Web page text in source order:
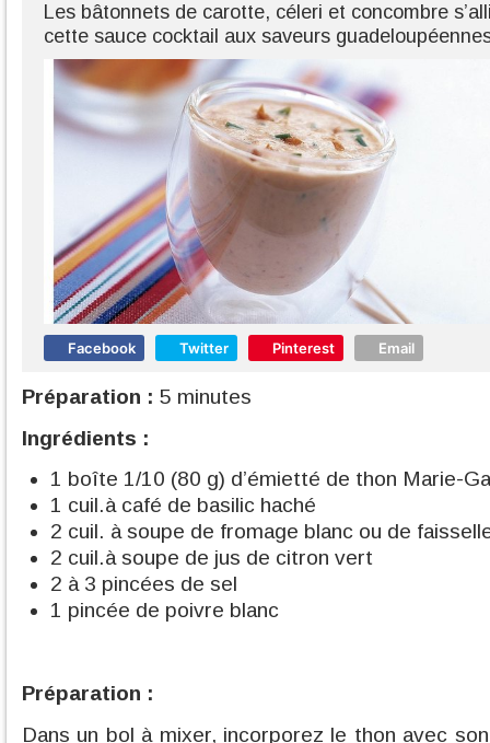
Les bâtonnets de carotte, céleri et concombre
cette sauce cocktail aux saveurs
Facebook Twitter Pinterest Email
Préparation : 5 minutes
Ingrédients :
1 boîte 1/10 (80 g) d’émietté de thon Marie-
1 cuil.à café de basilic haché
2 cuil. à soupe de fromage blanc ou de
2 cuil.à soupe de jus de citron vert
2 à 3 pincées de sel
1 pincée de poivre blanc
Préparation :
Dans un bol à mixer, incorporez le thon avec